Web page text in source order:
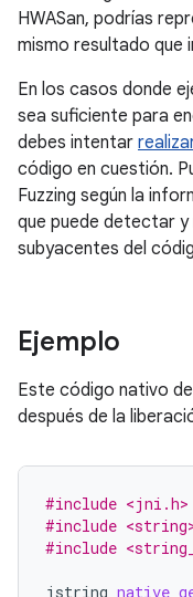
HWASan, podrías
mismo resultado que
En los casos donde
sea suficiente para
debes intentar
código en cuestión.
Fuzzing según la
que puede detectar
subyacentes del
Ejemplo
Este código nativo
después de la
#include <jni.h>
#include
#include
jstring